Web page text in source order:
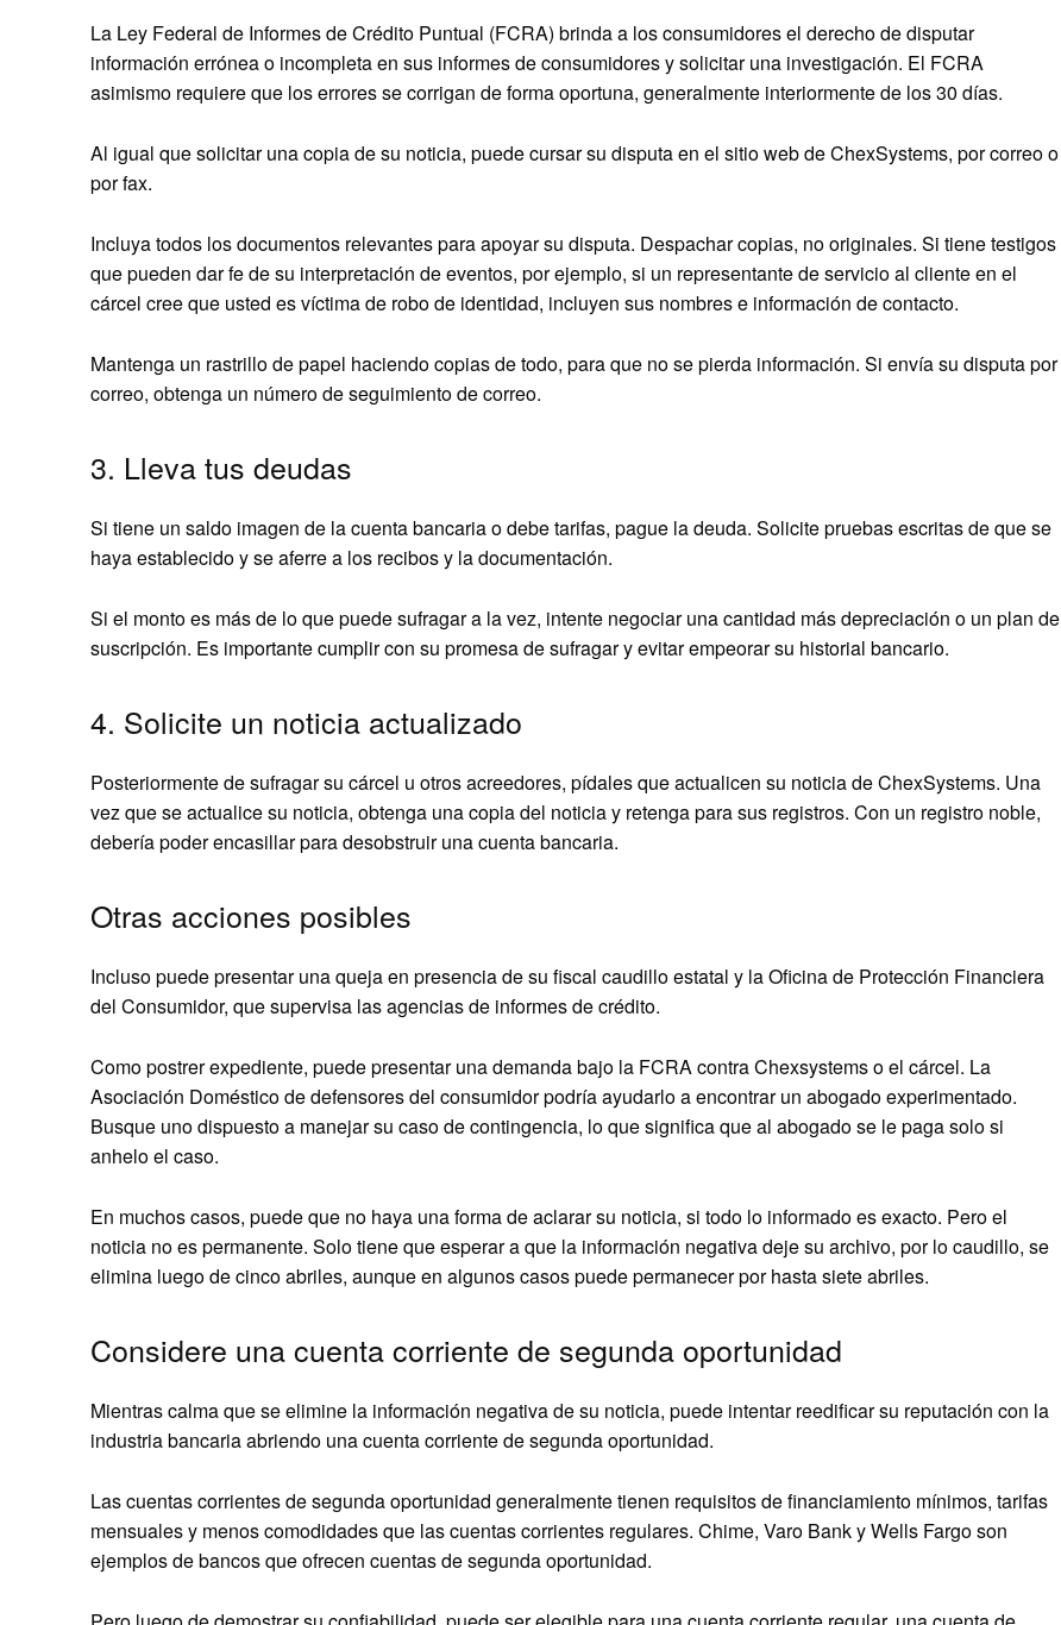
La Ley Federal de Informes de Crédito Puntual (FCRA) brinda a los consumidores el derecho de disputar
información errónea o incompleta en sus informes de consumidores y solicitar una investigación. El FCRA
asimismo requiere que los errores se corrigan de forma oportuna, generalmente interiormente de los 30 días.
Al igual que solicitar una copia de su noticia, puede cursar su disputa en el sitio web de ChexSystems, por correo o
por fax.
Incluya todos los documentos relevantes para apoyar su disputa. Despachar copias, no originales. Si tiene testigos
que pueden dar fe de su interpretación de eventos, por ejemplo, si un representante de servicio al cliente en el
cárcel cree que usted es víctima de robo de identidad, incluyen sus nombres e información de contacto.
Mantenga un rastrillo de papel haciendo copias de todo, para que no se pierda información. Si envía su disputa por
correo, obtenga un número de seguimiento de correo.
3. Lleva tus deudas
Si tiene un saldo imagen de la cuenta bancaria o debe tarifas, pague la deuda. Solicite pruebas escritas de que se
haya establecido y se aferre a los recibos y la documentación.
Si el monto es más de lo que puede sufragar a la vez, intente negociar una cantidad más depreciación o un plan de
suscripción. Es importante cumplir con su promesa de sufragar y evitar empeorar su historial bancario.
4. Solicite un noticia actualizado
Posteriormente de sufragar su cárcel u otros acreedores, pídales que actualicen su noticia de ChexSystems. Una
vez que se actualice su noticia, obtenga una copia del noticia y retenga para sus registros. Con un registro noble,
debería poder encasillar para desobstruir una cuenta bancaria.
Otras acciones posibles
Incluso puede presentar una queja en presencia de su fiscal caudillo estatal y la Oficina de Protección Financiera
del Consumidor, que supervisa las agencias de informes de crédito.
Como postrer expediente, puede presentar una demanda bajo la FCRA contra Chexsystems o el cárcel. La
Asociación Doméstico de defensores del consumidor podría ayudarlo a encontrar un abogado experimentado.
Busque uno dispuesto a manejar su caso de contingencia, lo que significa que al abogado se le paga solo si
anhelo el caso.
En muchos casos, puede que no haya una forma de aclarar su noticia, si todo lo informado es exacto. Pero el
noticia no es permanente. Solo tiene que esperar a que la información negativa deje su archivo, por lo caudillo, se
elimina luego de cinco abriles, aunque en algunos casos puede permanecer por hasta siete abriles.
Considere una cuenta corriente de segunda oportunidad
Mientras calma que se elimine la información negativa de su noticia, puede intentar reedificar su reputación con la
industria bancaria abriendo una cuenta corriente de segunda oportunidad.
Las cuentas corrientes de segunda oportunidad generalmente tienen requisitos de financiamiento mínimos, tarifas
mensuales y menos comodidades que las cuentas corrientes regulares. Chime, Varo Bank y Wells Fargo son
ejemplos de bancos que ofrecen cuentas de segunda oportunidad.